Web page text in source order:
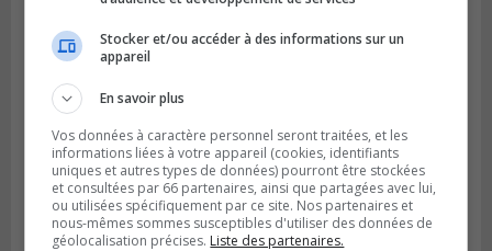
Stocker et/ou accéder à des informations sur un
appareil
En savoir plus
Vos données à caractère personnel seront traitées, et les
informations liées à votre appareil (cookies, identifiants
uniques et autres types de données) pourront être stockées
et consultées par 66 partenaires, ainsi que partagées avec lui,
ou utilisées spécifiquement par ce site. Nos partenaires et
nous-mêmes sommes susceptibles d'utiliser des données de
géolocalisation précises. Liste des partenaires.